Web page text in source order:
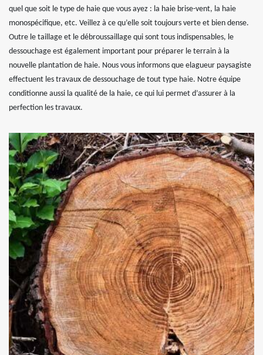
quel que soit le type de haie que vous ayez : la haie brise-vent, la haie
monospécifique, etc. Veillez à ce qu’elle soit toujours verte et bien dense.
Outre le taillage et le débroussaillage qui sont tous indispensables, le
dessouchage est également important pour préparer le terrain à la
nouvelle plantation de haie. Nous vous informons que elagueur paysagiste
effectuent les travaux de dessouchage de tout type haie. Notre équipe
conditionne aussi la qualité de la haie, ce qui lui permet d’assurer à la
perfection les travaux.